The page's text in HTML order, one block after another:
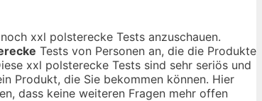
xxl polsterecke Tests anzuschauen.
Tests von Personen an, die die Produkte
xxl polsterecke Tests sind sehr seriös und
Produkt, die Sie bekommen können. Hier
dass keine weiteren Fragen mehr offen